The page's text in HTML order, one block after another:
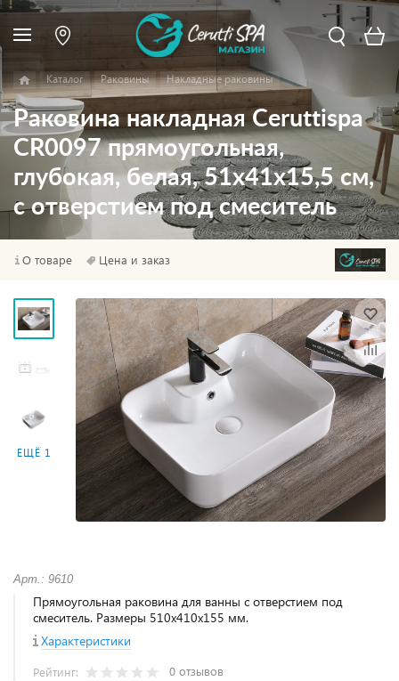
Каталог Раковины Накладные раковины
Раковина накладная Ceruttispa
CR0097 прямоугольная,
глубокая, белая, 51х41х15,5 см,
с отверстием под смеситель
О товаре Цена и заказ
ЕЩЁ 1
Арт.: 9610
Прямоугольная раковина для ванны с отверстием под
смеситель. Размеры 510х410х155 мм.
Характеристики
Рейтинг: 0 отзывов